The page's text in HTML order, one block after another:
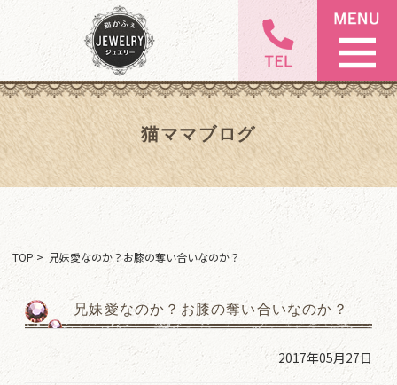
猫ママブログ
TOP > 兄妹愛なのか？お膝の奪い合いなのか？
兄妹愛なのか？お膝の奪い合いなのか？
2017年05月27日